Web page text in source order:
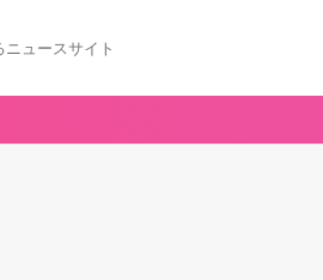
ュースサイト